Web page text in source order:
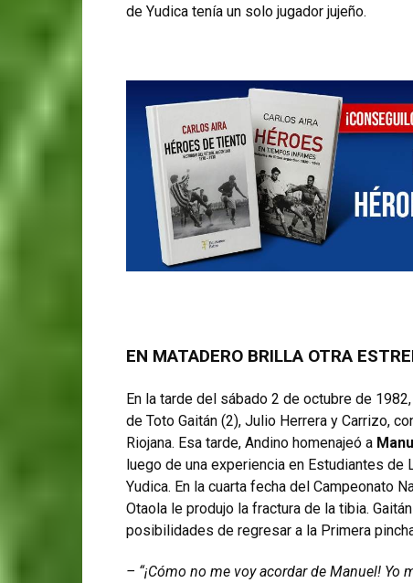
de Yudica tenía un solo jugador jujeño.
EN MATADERO BRILLA OTRA
En la tarde del sábado 2 de octubre de
de Toto Gaitán (2), Julio Herrera y Carrizo,
Riojana. Esa tarde, Andino homenajeó a
luego de una experiencia en Estudiantes
Yudica. En la cuarta fecha del Campeonato
Otaola le produjo la fractura de la tibia.
posibilidades de regresar a la Primera
– “¡Cómo no me voy acordar de Manuel!